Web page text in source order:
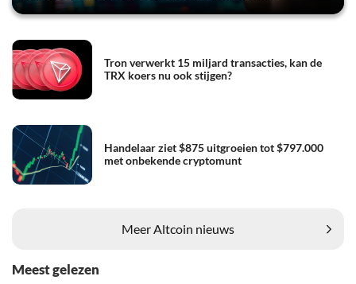
Tron verwerkt 15 miljard transacties, kan de
TRX koers nu ook stijgen?
Handelaar ziet $875 uitgroeien tot $797.000
met onbekende cryptomunt
Meer Altcoin nieuws
Meest gelezen